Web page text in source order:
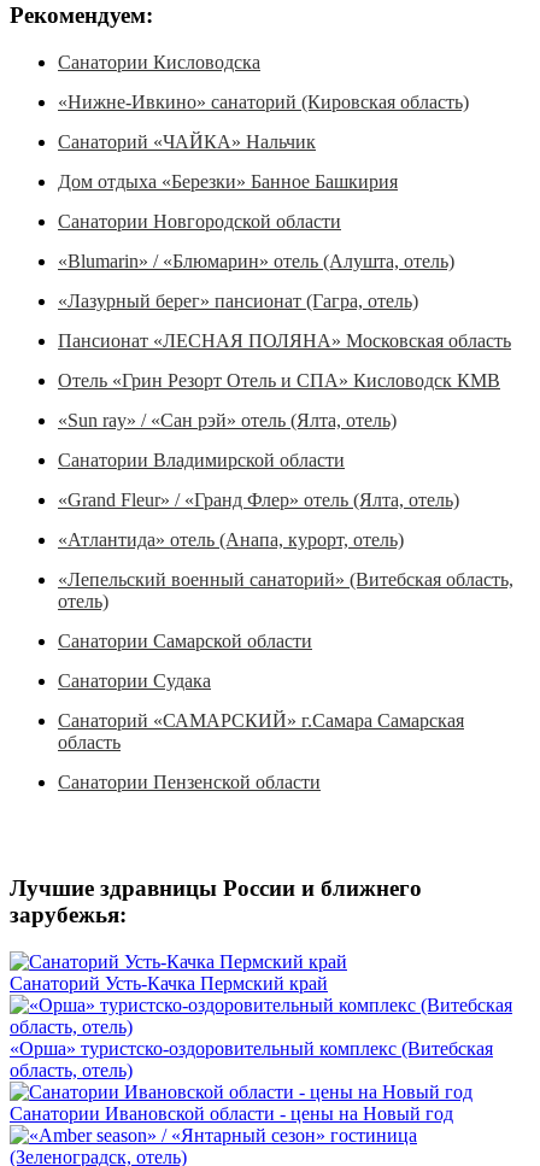
Рекомендуем:
Санатории Кисловодска
«Нижне-Ивкино» санаторий (Кировская область)
Санаторий «ЧАЙКА» Нальчик
Дом отдыха «Березки» Банное Башкирия
Санатории Новгородской области
«Blumarin» / «Блюмарин» отель (Алушта, отель)
«Лазурный берег» пансионат (Гагра, отель)
Пансионат «ЛЕСНАЯ ПОЛЯНА» Московская область
Отель «Грин Резорт Отель и СПА» Кисловодск КМВ
«Sun ray» / «Сан рэй» отель (Ялта, отель)
Санатории Владимирской области
«Grand Fleur» / «Гранд Флер» отель (Ялта, отель)
«Атлантида» отель (Анапа, курорт, отель)
«Лепельский военный санаторий» (Витебская область,
отель)
Санатории Самарской области
Санатории Судака
Санаторий «САМАРСКИЙ» г.Самара Самарская
область
Санатории Пензенской области
Лучшие здравницы России и ближнего
зарубежья:
Санаторий Усть-Качка Пермский край
«Орша» туристско-оздоровительный комплекс (Витебская
область, отель)
Санатории Ивановской области - цены на Новый год